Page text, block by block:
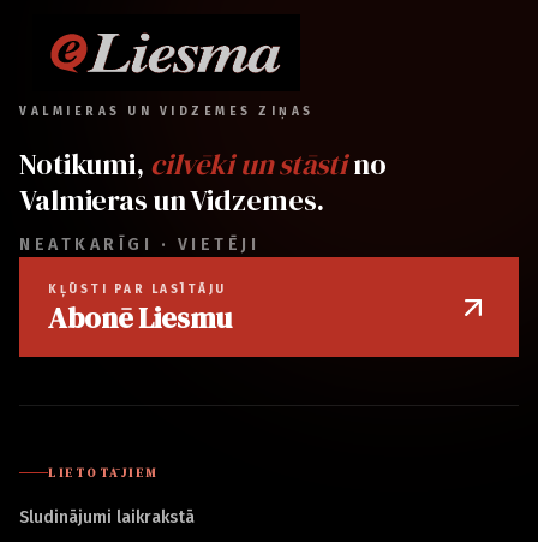
VALMIERAS UN VIDZEMES ZIŅAS
Notikumi, cilvēki un stāstino
Valmieras un Vidzemes.
NEATKARĪGI · VIETĒJI
KĻŪSTI PAR LASĪTĀJU
Abonē Liesmu
LIETOTĀJIEM
Sludinājumi laikrakstā